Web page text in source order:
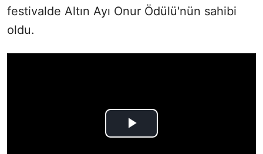
festivalde Altın Ayı Onur Ödülü'nün sahibi
oldu.